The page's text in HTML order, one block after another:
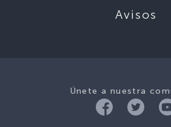
Avisos
Únete a nuestra